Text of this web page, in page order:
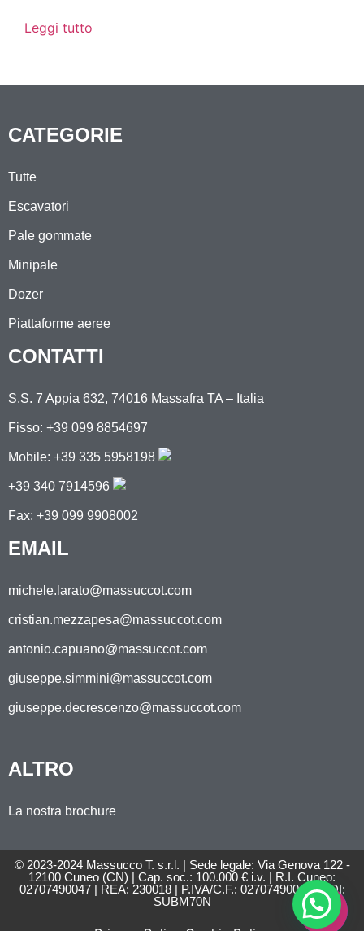
Leggi tutto
CATEGORIE
Tutte
Escavatori
Pale gommate
Minipale
Dozer
Piattaforme aeree
CONTATTI
S.S. 7 Appia 632, 74016 Massafra TA – Italia
Fisso: +39 099 8854697
Mobile: +39 335 5958198
+39 340 7914596
Fax: +39 099 9908002
EMAIL
michele.larato@massuccot.com
cristian.mezzapesa@massuccot.com
antonio.capuano@massuccot.com
giuseppe.simmini@massuccot.com
giuseppe.decrescenzo@massuccot.com
ALTRO
La nostra brochure
© 2023-2024 Massucco T. s.r.l. | Sede legale: Via Genova 122 -
12100 Cuneo (CN) | Cap. soc.: 100.000 € i.v. | R.I. Cuneo:
02707490047 | REA: 230018 | P.IVA/C.F.: 02707490047 | SDI:
SUBM70N